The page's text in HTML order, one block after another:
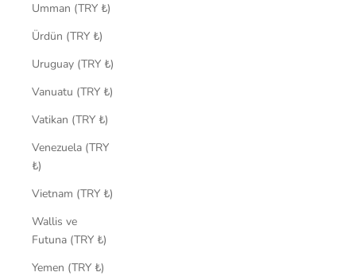
Umman (TRY ₺)
Ürdün (TRY ₺)
Uruguay (TRY ₺)
Vanuatu (TRY ₺)
Vatikan (TRY ₺)
Venezuela (TRY
₺)
Vietnam (TRY ₺)
Wallis ve
Futuna (TRY ₺)
Yemen (TRY ₺)